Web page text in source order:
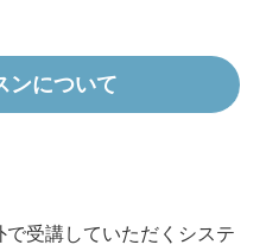
ンについて
受講していただくシステ